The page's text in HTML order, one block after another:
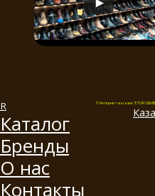
© Интернет-магазин "ETOR
Каталог
Бренды
О нас
Контакты